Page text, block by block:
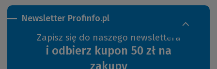
Newsletter Profinfo.pl
Zapisz się do naszego newslettera
i odbierz kupon 50 zł na
zakupy